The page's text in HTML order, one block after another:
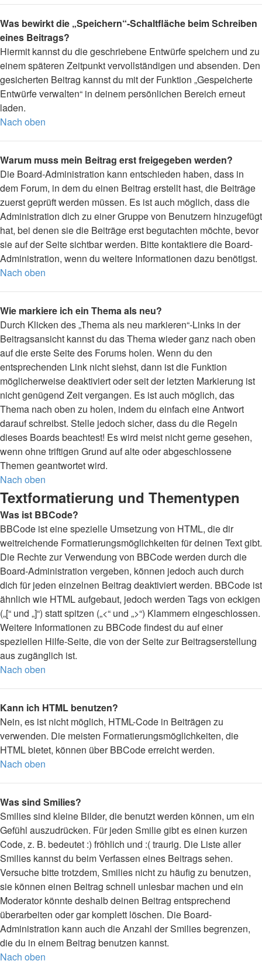
Was bewirkt die „Speichern“-Schaltfläche beim Schreiben
eines Beitrags?
Hiermit kannst du die geschriebene Entwürfe speichern und zu
einem späteren Zeitpunkt vervollständigen und absenden. Den
gesicherten Beitrag kannst du mit der Funktion „Gespeicherte
Entwürfe verwalten“ in deinem persönlichen Bereich erneut
laden.
Nach oben
Warum muss mein Beitrag erst freigegeben werden?
Die Board-Administration kann entschieden haben, dass in
dem Forum, in dem du einen Beitrag erstellt hast, die Beiträge
zuerst geprüft werden müssen. Es ist auch möglich, dass die
Administration dich zu einer Gruppe von Benutzern hinzugefügt
hat, bei denen sie die Beiträge erst begutachten möchte, bevor
sie auf der Seite sichtbar werden. Bitte kontaktiere die Board-
Administration, wenn du weitere Informationen dazu benötigst.
Nach oben
Wie markiere ich ein Thema als neu?
Durch Klicken des „Thema als neu markieren“-Links in der
Beitragsansicht kannst du das Thema wieder ganz nach oben
auf die erste Seite des Forums holen. Wenn du den
entsprechenden Link nicht siehst, dann ist die Funktion
möglicherweise deaktiviert oder seit der letzten Markierung ist
nicht genügend Zeit vergangen. Es ist auch möglich, das
Thema nach oben zu holen, indem du einfach eine Antwort
darauf schreibst. Stelle jedoch sicher, dass du die Regeln
dieses Boards beachtest! Es wird meist nicht gerne gesehen,
wenn ohne triftigen Grund auf alte oder abgeschlossene
Themen geantwortet wird.
Nach oben
Textformatierung und Thementypen
Was ist BBCode?
BBCode ist eine spezielle Umsetzung von HTML, die dir
weitreichende Formatierungsmöglichkeiten für deinen Text gibt.
Die Rechte zur Verwendung von BBCode werden durch die
Board-Administration vergeben, können jedoch auch durch
dich für jeden einzelnen Beitrag deaktiviert werden. BBCode ist
ähnlich wie HTML aufgebaut, jedoch werden Tags von eckigen
(„[“ und „]“) statt spitzen („<“ und „>“) Klammern eingeschlossen.
Weitere Informationen zu BBCode findest du auf einer
speziellen Hilfe-Seite, die von der Seite zur Beitragserstellung
aus zugänglich ist.
Nach oben
Kann ich HTML benutzen?
Nein, es ist nicht möglich, HTML-Code in Beiträgen zu
verwenden. Die meisten Formatierungsmöglichkeiten, die
HTML bietet, können über BBCode erreicht werden.
Nach oben
Was sind Smilies?
Smilies sind kleine Bilder, die benutzt werden können, um ein
Gefühl auszudrücken. Für jeden Smilie gibt es einen kurzen
Code, z. B. bedeutet :) fröhlich und :( traurig. Die Liste aller
Smilies kannst du beim Verfassen eines Beitrags sehen.
Versuche bitte trotzdem, Smilies nicht zu häufig zu benutzen,
sie können einen Beitrag schnell unlesbar machen und ein
Moderator könnte deshalb deinen Beitrag entsprechend
überarbeiten oder gar komplett löschen. Die Board-
Administration kann auch die Anzahl der Smilies begrenzen,
die du in einem Beitrag benutzen kannst.
Nach oben